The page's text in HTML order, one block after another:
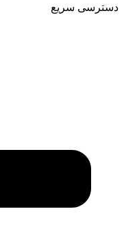
دسترسی سریع